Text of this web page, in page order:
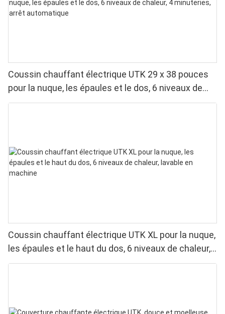
Coussin chauffant électrique UTK 29 x 38 pouces
pour la nuque, les épaules et le dos, 6 niveaux de
chaleur, 4 minuteries, arrêt automatique
Coussin chauffant électrique UTK XL pour la nuque,
les épaules et le haut du dos, 6 niveaux de chaleur,
lavable en machine